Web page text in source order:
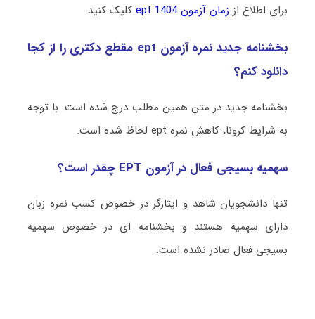
برای اطلاع از زمان آزمون ept 1404 کلیک کنید.
بخشنامه جدید نمره آزمون ept مقطع دکتری را از کجا
دانلود کنم؟
بخشنامه جدید در متن همین مطلب درج شده است. با توجه
به شرایط کرونا، کاهش نمره ept لحاظ شده است.
سهمیه بسیجی فعال در آزمون EPT چقدر است؟
تنها دانشجویان شاهد و ایثارگر در خصوص کسب نمره زبان
دارای سهمیه هستند و بخشنامه ای در خصوص سهمیه
بسیجی فعال صادر نشده است.